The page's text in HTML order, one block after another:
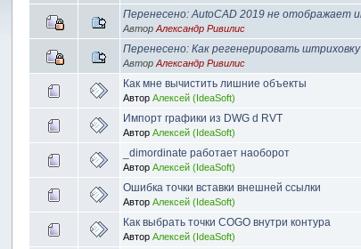
Перенесено: AutoCAD 2019 не отображает
АвторАлександр Ривилис
Перенесено: Как регенерировать штриховку
АвторАлександр Ривилис
Как мне вычистить лишние объекты
АвторАлексей (IdeaSoft)
Импорт графики из DWG d RVT
АвторАлексей (IdeaSoft)
_dimordinate работает наоборот
АвторАлексей (IdeaSoft)
Ошибка точки вставки внешней ссылки
АвторАлексей (IdeaSoft)
Как выбрать точки COGO внутри контура
АвторАлексей (IdeaSoft)